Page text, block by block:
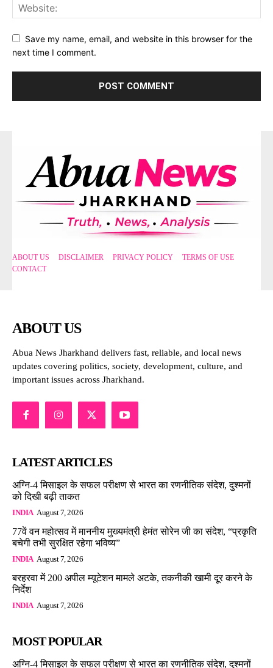
Save my name, email, and website in this browser for the
next time I comment.
ABOUT US DISCLAIMER PRIVACY POLICY
TERMS OF USE
CONTACT
ABOUT US
Abua News Jharkhand delivers fast, reliable, and local news
updates covering politics, society, development, culture, and
important issues across Jharkhand.
LATEST ARTICLES
अग्नि-4 मिसाइल के सफल परीक्षण से भारत का रणनीतिक संदेश, दुश्मनों
को दिखी बढ़ी ताकत
INDIA August 7, 2026
77वें वन महोत्सव में माननीय मुख्यमंत्री हेमंत सोरेन जी का संदेश, “प्रकृति
बचेगी तभी सुरक्षित रहेगा भविष्य”
INDIA August 7, 2026
बरहरवा में 200 अपील म्यूटेशन मामले अटके, तकनीकी खामी दूर करने के
निर्देश
INDIA August 7, 2026
MOST POPULAR
अग्नि-4 मिसाइल के सफल परीक्षण से भारत का रणनीतिक संदेश, दुश्मनों